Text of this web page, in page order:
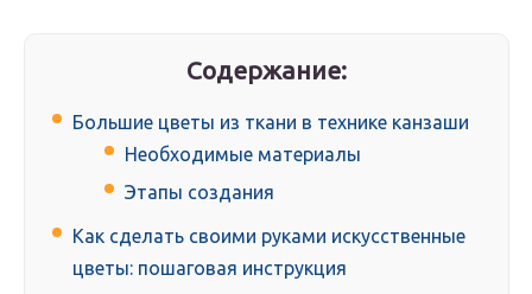
Содержание:
Большие цветы из ткани в технике канзаши
Необходимые материалы
Этапы создания
Как сделать своими руками искусственные
цветы: пошаговая инструкция